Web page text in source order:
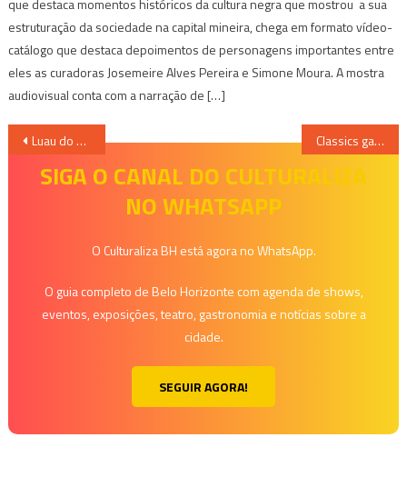
que destaca momentos históricos da cultura negra que mostrou a sua
estruturação da sociedade na capital mineira, chega em formato vídeo-
catálogo que destaca depoimentos de personagens importantes entre
eles as curadoras Josemeire Alves Pereira e Simone Moura. A mostra
audiovisual conta com a narração de […]
Navegação
Luau do Akatu confirma Mr. Dan como primeira atração convidada para edição na Arena Independência Classics ganha edição especial com DJ Tucho no Cineart Open Air
SIGA O CANAL DO CULTURALIZA
NO WHATSAPP
O Culturaliza BH está agora no WhatsApp.
O guia completo de Belo Horizonte com agenda de shows,
eventos, exposições, teatro, gastronomia e notícias sobre a
cidade.
SEGUIR AGORA!